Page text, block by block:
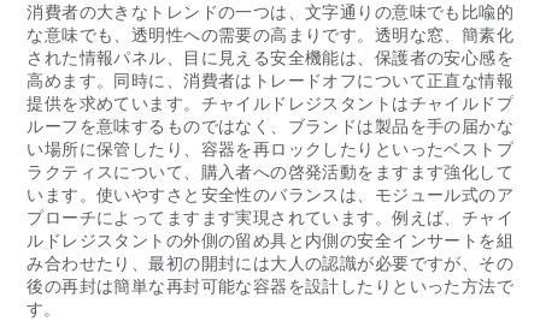
消費者の大きなトレンドの一つは、文字通りの意味でも比喩的
な意味でも、透明性への需要の高まりです。透明な窓、簡素化
された情報パネル、目に見える安全機能は、保護者の安心感を
高めます。同時に、消費者はトレードオフについて正直な情報
提供を求めています。チャイルドレジスタントはチャイルドプ
ルーフを意味するものではなく、ブランドは製品を手の届かな
い場所に保管したり、容器を再ロックしたりといったベストプ
ラクティスについて、購入者への啓発活動をますます強化して
います。使いやすさと安全性のバランスは、モジュール式のア
プローチによってますます実現されています。例えば、チャイ
ルドレジスタントの外側の留め具と内側の安全インサートを組
み合わせたり、最初の開封には大人の認識が必要ですが、その
後の再封は簡単な再封可能な容器を設計したりといった方法で
す。